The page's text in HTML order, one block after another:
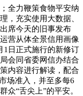
全力鞭策食物平安纳
，充实使用大数据、
席今天的旧事发布
营从体全景信用画像
1日正式施行的新修订
会同省委网信办结合
内容进行解读，配合
场准入，并至多每6
众“舌尖上”的平安。